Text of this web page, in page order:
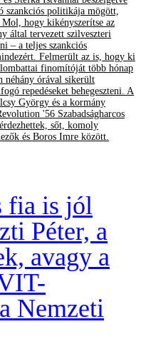
szankciós politikája mögött,
hogy kikényszerítse az
által tervezett szilveszteri
– a teljes szankciós
Felmerült az is, hogy ki
finomítóját több hónap
néhány órával sikerült
repedéseket behegeszteni. A
György és a kormány
'56 Szabadságharcos
sőt, komoly
és Boros Imre között.
fia is jól
Péter, a
avagy a
Nemzeti